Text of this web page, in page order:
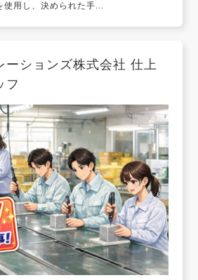
使用し、決められた手...
ーションズ株式会社 仕上
フ